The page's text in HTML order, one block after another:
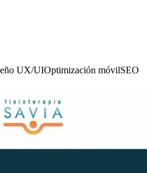
UX/UIOptimización móvilSEO